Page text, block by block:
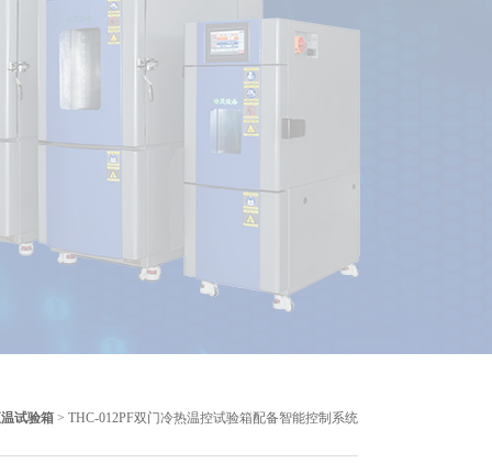
试验箱 > THC-012PF双门冷热温控试验箱配备智能控制系统